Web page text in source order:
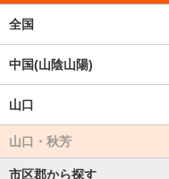
全国
中国(山陰山陽)
山口
山口・秋芳
市区郡から探す